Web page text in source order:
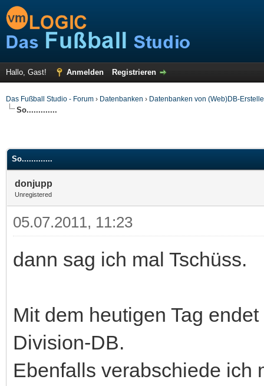
Hallo, Gast! Anmelden Registrieren
Das Fußball Studio - Forum › Datenbanken › Datenbanken von (Web)DB-
So.............
So.............
donjupp
Unregistered
05.07.2011, 11:23
dann sag ich mal Tschüss.
Mit dem heutigen Tag
Division-DB.
Ebenfalls verabschiede ich